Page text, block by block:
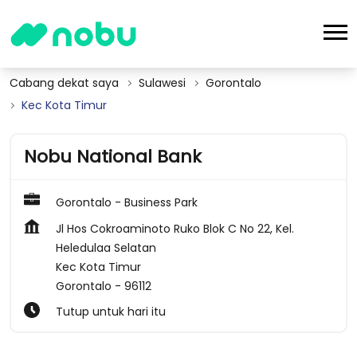
Cabang dekat saya Sulawesi
Gorontalo
Kec Kota Timur
Nobu National Bank
Gorontalo - Business Park
Jl Hos Cokroaminoto Ruko Blok C No 22, Kel.
Heledulaa Selatan
Kec Kota Timur
Gorontalo - 96112
Tutup untuk hari itu